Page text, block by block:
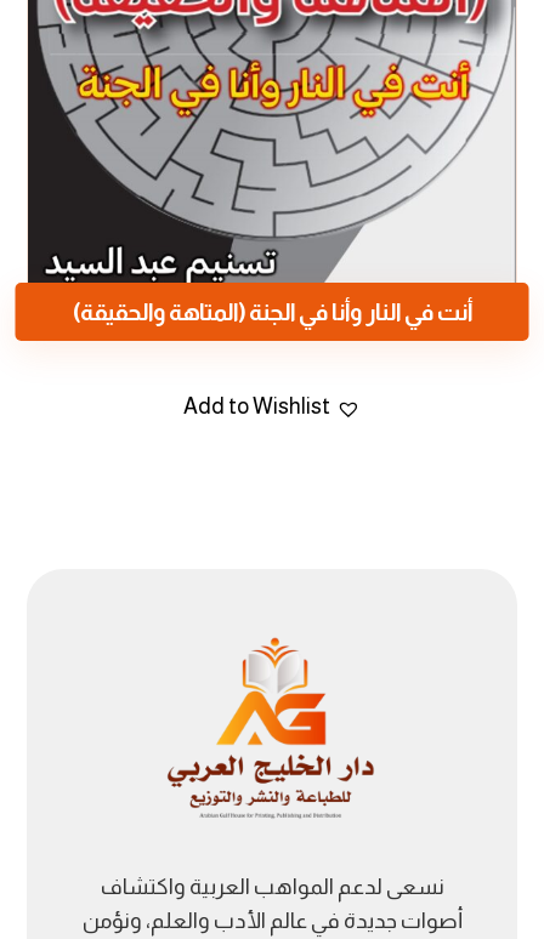
أنت في النار وأنا في الجنة (المتاهة والحقيقة)
Add to Wishlist
نسعى لدعم المواهب العربية واكتشاف
أصوات جديدة في عالم الأدب والعلم، ونؤمن